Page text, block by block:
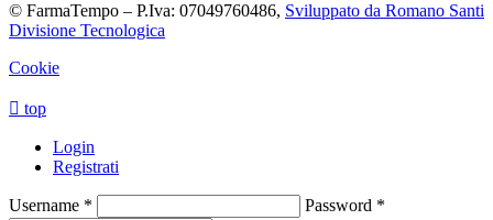
© FarmaTempo – P.Iva: 07049760486, Sviluppato da Romano Santi
Divisione Tecnologica
Cookie
top
Login
Registrati
Username * Password *